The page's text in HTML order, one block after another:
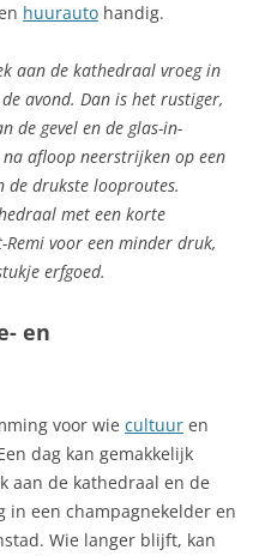
huurauto handig.
aan de kathedraal vroeg in
avond. Dan is het rustiger,
de gevel en de glas-in-
afloop neerstrijken op een
drukste looproutes.
met een korte
voor een minder druk,
erfgoed.
en
voor wie cultuur en
dag kan gemakkelijk
aan de kathedraal en de
in een champagnekelder en
Wie langer blijft, kan